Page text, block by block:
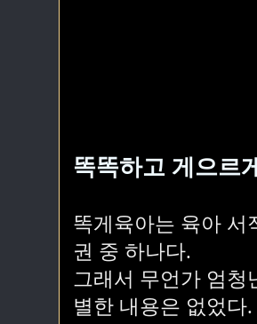
똑똑하고 게으르
똑게육아는 육아 서
권 중 하나다.
그래서 무언가 엄청
별한 내용은 없었다.